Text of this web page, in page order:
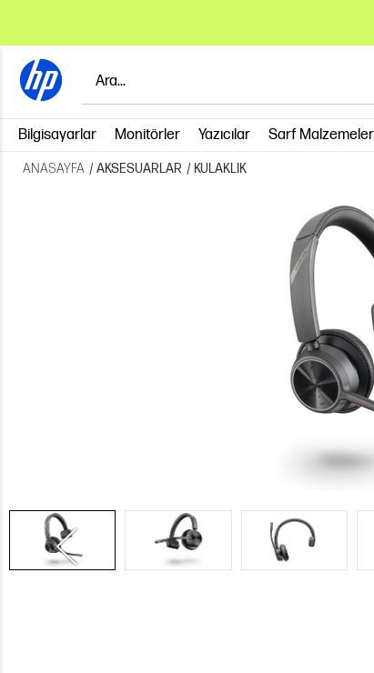
Bilgisayarlar Monitörler Yazıcılar Sarf Malzemeler
ANASAYFA /AKSESUARLAR / KULAKLIK